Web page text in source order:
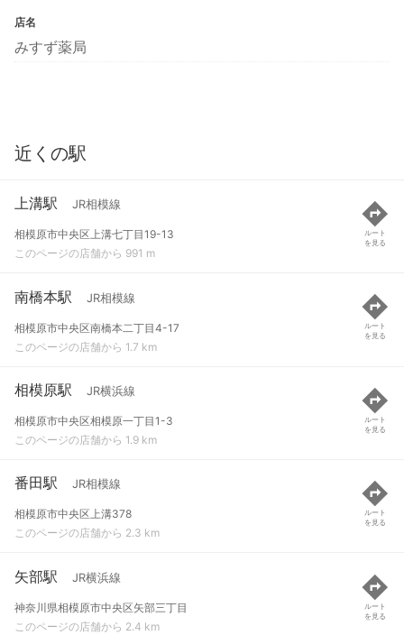
店名
みすず薬局
近くの駅
上溝駅 JR相模線
相模原市中央区上溝七丁目19-13
このページの店舗から 991 m
ルート
を見る
南橋本駅 JR相模線
相模原市中央区南橋本二丁目4-17
このページの店舗から 1.7 km
ルート
を見る
相模原駅 JR横浜線
相模原市中央区相模原一丁目1-3
このページの店舗から 1.9 km
ルート
を見る
番田駅 JR相模線
相模原市中央区上溝378
このページの店舗から 2.3 km
ルート
を見る
矢部駅 JR横浜線
神奈川県相模原市中央区矢部三丁目
このページの店舗から 2.4 km
ルート
を見る